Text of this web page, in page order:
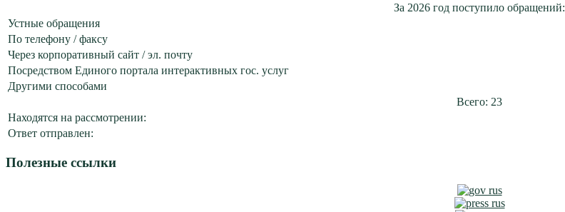
За 2026 год поступило обращений:
Устные обращения
По телефону / факсу
Через корпоративный сайт / эл. почту
Посредством Единого портала интерактивных гос. услуг
Другими способами
Всего: 23
Находятся на рассмотрении:
Ответ отправлен:
Полезные ссылки